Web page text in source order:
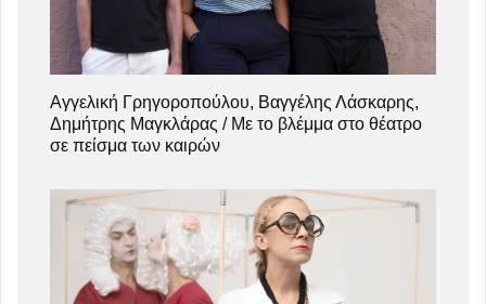
Αγγελική Γρηγοροπούλου, Βαγγέλης Λάσκαρης,
Δημήτρης Μαγκλάρας / Με το βλέμμα στο θέατρο
σε πείσμα των καιρών